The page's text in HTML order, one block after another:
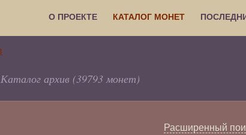
О ПРОЕКТЕ КАТАЛОГ МОНЕТ
Каталог архив (39793 монет)
Расширенный